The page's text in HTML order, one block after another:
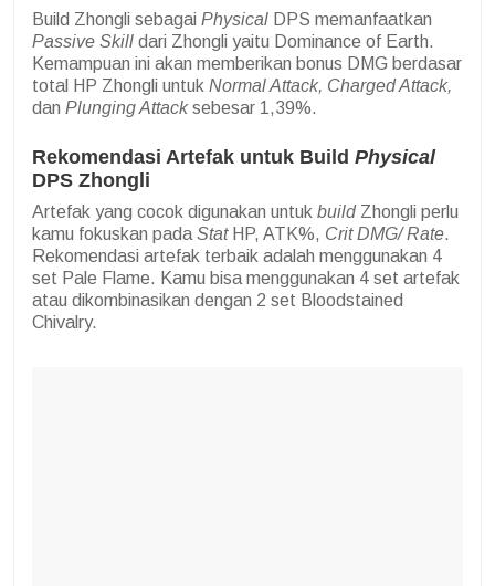
Build Zhongli sebagai Physical DPS memanfaatkan
Passive Skill dari Zhongli yaitu Dominance of Earth.
Kemampuan ini akan memberikan bonus DMG berdasar
total HP Zhongli untuk Normal Attack, Charged Attack,
dan Plunging Attacksebesar 1,39%.
Rekomendasi Artefak untuk Build Physical
DPS Zhongli
Artefak yang cocok digunakan untuk build Zhongli perlu
kamu fokuskan padaStatHP, ATK%, Crit DMG/ Rate.
Rekomendasi artefak terbaik adalah menggunakan 4
set Pale Flame. Kamu bisa menggunakan 4 set artefak
atau dikombinasikan dengan 2 set Bloodstained
Chivalry.